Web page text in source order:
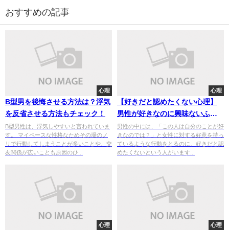
おすすめの記事
心理
B型男を後悔させる方法は？浮気
を反省させる方法もチェック！
B型男性は、浮気しやすいと言われていま
す。 マイペースな性格なためその場のノ
リで行動してしまうことが多いことや、交
友関係が広いことも原因のひ...
心理
【好きだと認めたくない心理】
男性が好きなのに興味ないふり
をする心理をチェック！
男性の中には、「この人は自分のことが好
きなのでは？」と女性に対する好意を持っ
ているような行動をとるのに、好きだと認
めたくないという人がいます...
心理 心理